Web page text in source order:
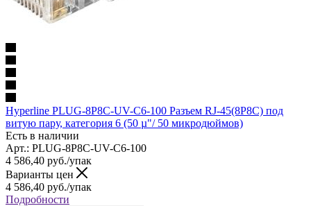
Hyperline PLUG-8P8C-UV-C6-100 Разъем RJ-45(8P8C) под
витую пару, категория 6 (50 µ"/ 50 микродюймов)
Есть в наличии
Арт.: PLUG-8P8C-UV-C6-100
4 586,40 руб./упак
Варианты цен
4 586,40 руб./упак
Подробности